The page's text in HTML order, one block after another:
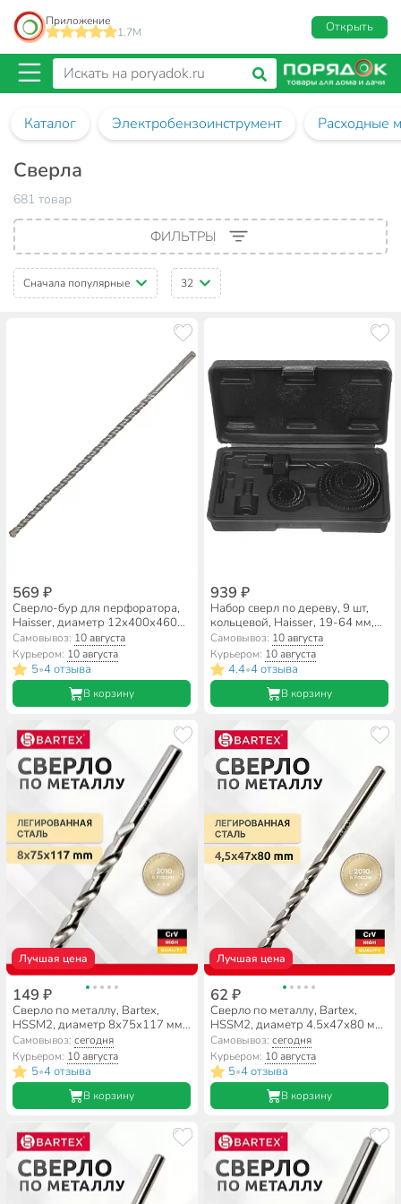
Приложение
1.7M
Открыть
Каталог Электробензоинструмент Расходные
Сверла
681 товар
ФИЛЬТРЫ
Сначала популярные 32
569 ₽
Сверло-бур для перфоратора,
Haisser, диаметр 12х400х460
мм, SDS-Plus, HS102027
Самовывоз: 10 августа
Курьером: 10 августа
5•4 отзыва
В корзину
939 ₽
Набор сверл по дереву, 9 шт,
кольцевой, Haisser, 19-64 мм,
12 предметов, HS100313
Самовывоз: 10 августа
Курьером: 10 августа
4.4•4 отзыва
В корзину
Лучшая цена
149 ₽
Сверло по металлу, Bartex,
HSSM2, диаметр 8х75х117 мм,
блистер, цилиндрический
хвостовик, KF101019
Самовывоз:сегодня
Курьером: 10 августа
5•4 отзыва
В корзину
Лучшая цена
62 ₽
Сверло по металлу, Bartex,
HSSM2, диаметр 4.5х47х80 мм,
блистер, цилиндрический
хвостовик, KF101012
Самовывоз: сегодня
Курьером: 10 августа
5•4 отзыва
В корзину